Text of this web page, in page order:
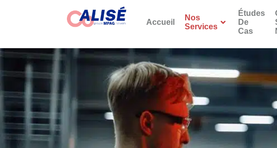
Accueil
Nos
Services
Études
De
Cas